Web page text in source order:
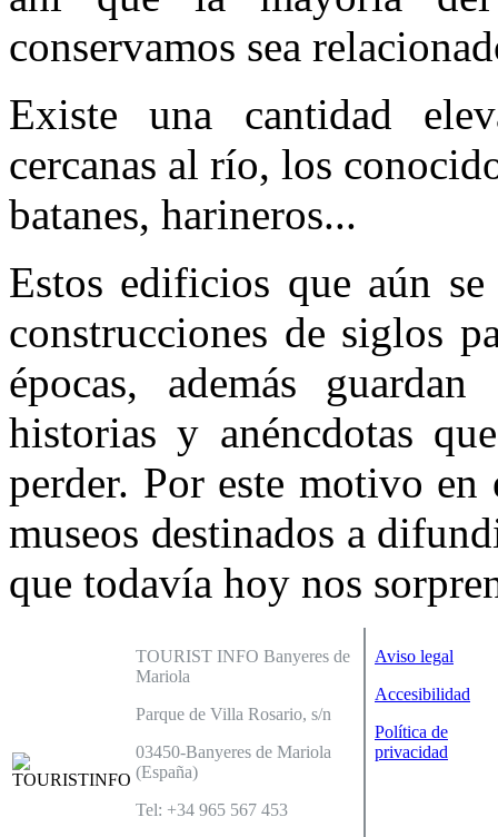
conservamos sea
Existe una cantidad
cercanas al río, los
batanes, harineros...
Estos edificios que aún
construcciones de siglos
épocas, además
historias y anéncdotas
perder. Por este motivo
museos destinados a
que todavía hoy nos
TOURIST INFO Banyeres de
Mariola
Parque de Villa Rosario, s/n
03450-Banyeres de Mariola
(España)
Tel: +34 965 567 453
Aviso legal
Accesibilidad
Política de
privacidad